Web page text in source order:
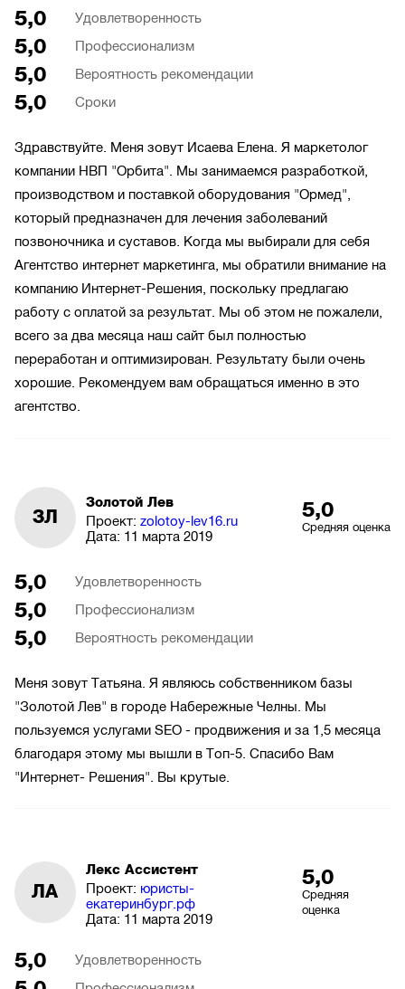
5,0 Удовлетворенность
5,0 Профессионализм
5,0 Вероятность рекомендации
5,0 Сроки
Здравствуйте. Меня зовут Исаева Елена. Я маркетолог
компании НВП "Орбита". Мы занимаемся разработкой,
производством и поставкой оборудования "Ормед",
который предназначен для лечения заболеваний
позвоночника и суставов. Когда мы выбирали для себя
Агентство интернет маркетинга, мы обратили внимание на
компанию Интернет-Решения, поскольку предлагаю
работу с оплатой за результат. Мы об этом не пожалели,
всего за два месяца наш сайт был полностью
переработан и оптимизирован. Результату были очень
хорошие. Рекомендуем вам обращаться именно в это
агентство.
ЗЛ
Золотой Лев
Проект: zolotoy-lev16.ru
Дата: 11 марта 2019
5,0
Средняя оценка
5,0 Удовлетворенность
5,0 Профессионализм
5,0 Вероятность рекомендации
Меня зовут Татьяна. Я являюсь собственником базы
"Золотой Лев" в городе Набережные Челны. Мы
пользуемся услугами SEO - продвижения и за 1,5 месяца
благодаря этому мы вышли в Топ-5. Спасибо Вам
"Интернет- Решения". Вы крутые.
ЛА
Лекс Ассистент
Проект: юристы-
екатеринбург.рф
Дата: 11 марта 2019
5,0
Средняя
оценка
5,0 Удовлетворенность